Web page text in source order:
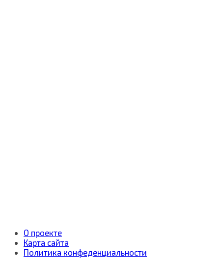
О проекте
Карта сайта
Политика конфеденциальности